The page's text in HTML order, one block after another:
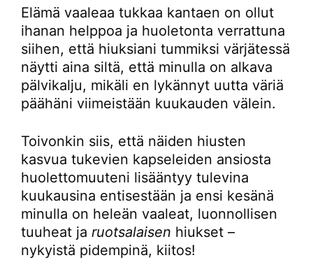
Elämä vaaleaa tukkaa kantaen on ollut
ihanan helppoa ja huoletonta verrattuna
siihen, että hiuksiani tummiksi värjätessä
näytti aina siltä, että minulla on alkava
pälvikalju, mikäli en lykännyt uutta väriä
päähäni viimeistään kuukauden välein.
Toivonkin siis, että näiden hiusten
kasvua tukevien kapseleiden ansiosta
huolettomuuteni lisääntyy tulevina
kuukausina entisestään ja ensi kesänä
minulla on heleän vaaleat, luonnollisen
tuuheat ja ruotsalaisen hiukset –
nykyistä pidempinä, kiitos!